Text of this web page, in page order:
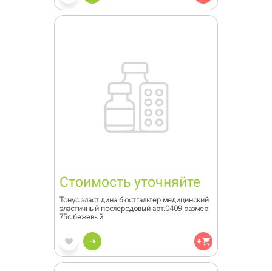
Стоимость уточняйте
Тонус эласт дина бюстгальтер медицинский
эластичный послеродовый арт.0409 размер
75с бежевый